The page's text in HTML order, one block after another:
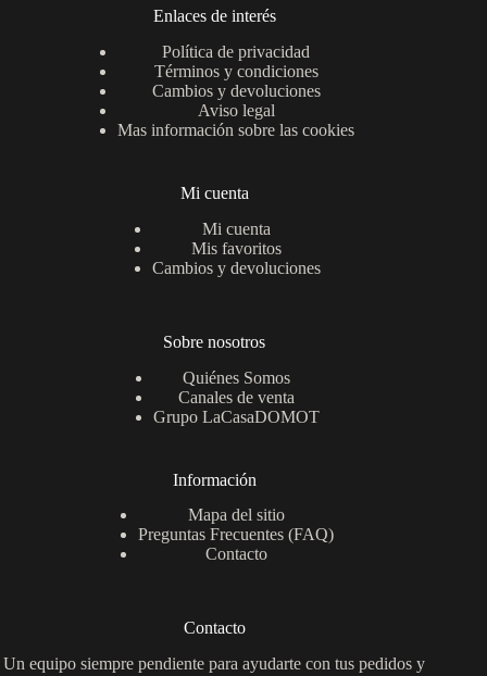
Enlaces de interés
Política de privacidad
Términos y condiciones
Cambios y devoluciones
Aviso legal
Mas información sobre las cookies
Mi cuenta
Mi cuenta
Mis favoritos
Cambios y devoluciones
Sobre nosotros
Quiénes Somos
Canales de venta
Grupo LaCasaDOMOT
Información
Mapa del sitio
Preguntas Frecuentes (FAQ)
Contacto
Contacto
Un equipo siempre pendiente para ayudarte con tus pedidos y